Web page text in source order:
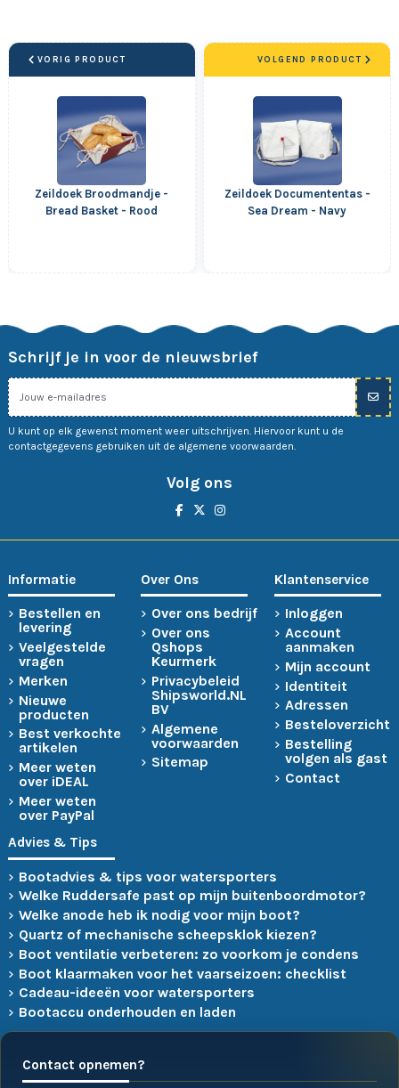
VORIG PRODUCT
Zeildoek Broodmandje -
Bread Basket - Rood
Zeildoek Documententas -
Sea Dream - Navy
VOLGEND PRODUCT
Schrijf je in voor de nieuwsbrief
U kunt op elk gewenst moment weer uitschrijven. Hiervoor kunt u de
contactgegevens gebruiken uit de algemene voorwaarden.
Volg ons
Informatie
Bestellen en
levering
Veelgestelde
vragen
Merken
Nieuwe
producten
Best verkochte
artikelen
Meer weten
over iDEAL
Meer weten
over PayPal
Over Ons
Over ons bedrijf
Over ons
Qshops
Keurmerk
Privacybeleid
Shipsworld.NL
BV
Algemene
voorwaarden
Sitemap
Klantenservice
Inloggen
Account
aanmaken
Mijn account
Identiteit
Adressen
Besteloverzicht
Bestelling
volgen als gast
Contact
Advies & Tips
Bootadvies & tips voor watersporters
Welke Ruddersafe past op mijn buitenboordmotor?
Welke anode heb ik nodig voor mijn boot?
Quartz of mechanische scheepsklok kiezen?
Boot ventilatie verbeteren: zo voorkom je condens
Boot klaarmaken voor het vaarseizoen: checklist
Cadeau-ideeën voor watersporters
Bootaccu onderhouden en laden
Contact opnemen?